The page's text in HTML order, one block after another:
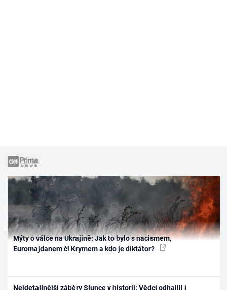
Mýty o válce na Ukrajině: Jak to bylo s nacismem,
Euromajdanem či Krymem a kdo je diktátor?
Nejdetailnější záběry Slunce v historii: Vědci odhalili i